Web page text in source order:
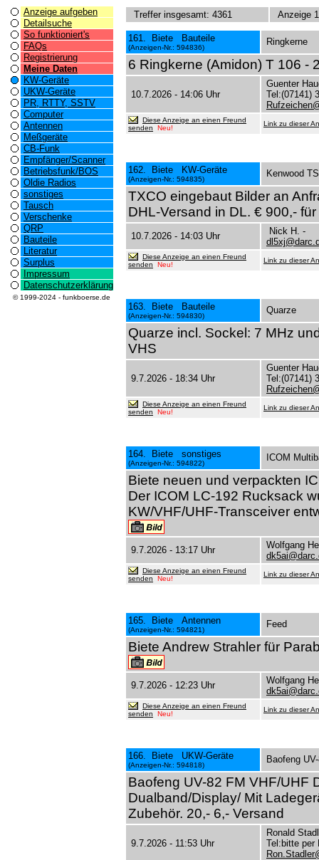
Anzeige aufgeben
Detailsuche
So funktioniert's
FAQs
Registrierung
Meine Daten
KW-Geräte
UKW-Geräte
PR, RTTY, SSTV
Computer
Antennen
Meßgeräte
CB-Funk
Empfänger/Scanner
Betriebsfunk/BOS
Oldie Radios
sonstiges
Tausch
Verschenke
QRP
Bauteile
Literatur
Surplus
Impressum
Datenschutzerklärung
© 1999-2024 - funkboerse.de
Treffer insgesamt: 4361 Anzeige
161. Biete Bauteile
(Anzeigen-Nr.: 594836)
Ringkerne
6 Ringkerne (Amidon) T 106 -
10.7.2026 - 14:06 Uhr
Guenter
Tel:(07141)
Diese Anzeige an einen Freund
senden
Neu!
Link zu dieser
162. Biete KW-Geräte
(Anzeigen-Nr.: 594835)
Kenwood
TXCO eingebaut Bilder an
DHL-Versand in DL. € 900,-
10.7.2026 - 14:03 Uhr
Nick H. -
Diese Anzeige an einen Freund
senden
Neu!
Link zu dieser
163. Biete Bauteile
(Anzeigen-Nr.: 594830)
Quarze
Quarze incl. Sockel: 7 MHz
VHS
9.7.2026 - 18:34 Uhr
Guenter
Tel:(07141)
Diese Anzeige an einen Freund
senden
Neu!
Link zu dieser
164. Biete sonstiges
(Anzeigen-Nr.: 594822)
ICOM
Biete neuen und verpackten
Der ICOM LC-192 Rucksack
KW/VHF/UHF-Transceiver
9.7.2026 - 13:17 Uhr
Wolfgang
Diese Anzeige an einen Freund
senden
Neu!
Link zu dieser
165. Biete Antennen
(Anzeigen-Nr.: 594821)
Feed
Biete Andrew Strahler für
9.7.2026 - 12:23 Uhr
Wolfgang
Diese Anzeige an einen Freund
senden
Neu!
Link zu dieser
166. Biete UKW-Geräte
(Anzeigen-Nr.: 594818)
Baofeng
Baofeng UV-82 FM VHF/UHF
Dualband/Display/ Mit
Zubehör. 20,- 6,- Versand
9.7.2026 - 11:53 Uhr
Ronald
Tel:bitte per